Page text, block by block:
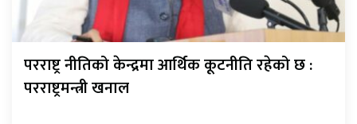
परराष्ट्र नीतिको केन्द्रमा आर्थिक कूटनीति रहेको छ :
परराष्ट्रमन्त्री खनाल